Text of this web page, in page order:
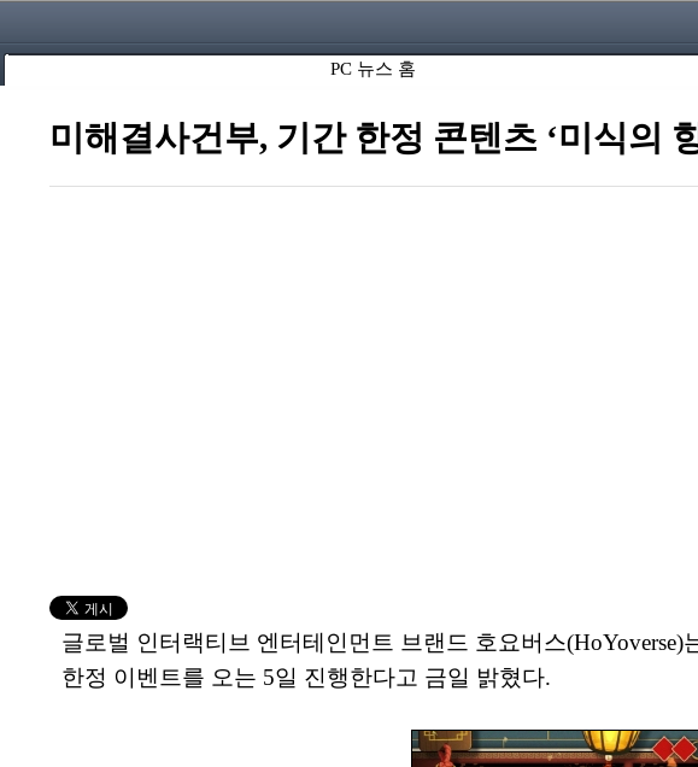
PC 뉴스 홈
미해결사건부, 기간 한정 콘텐츠 ‘미식의
글로벌 인터랙티브 엔터테인먼트 브랜드 호요버스
한정 이벤트를 오는 5일 진행한다고 금일 밝혔다.